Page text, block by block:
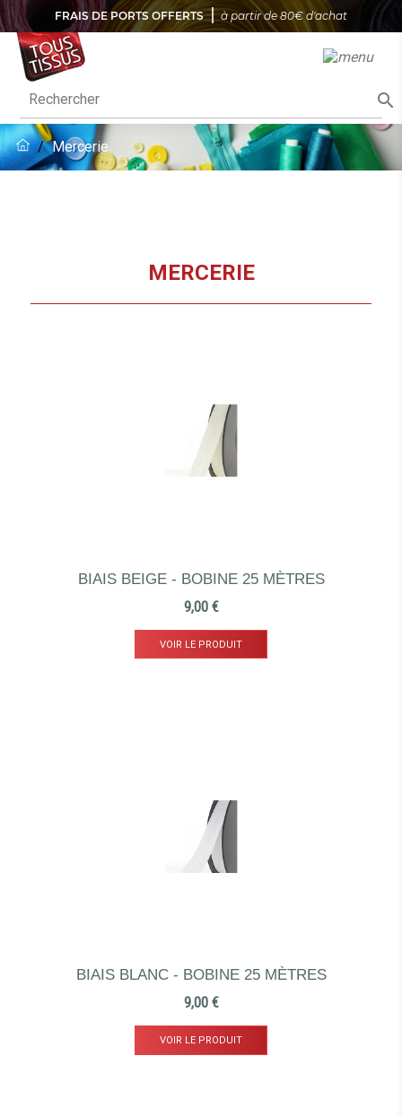
FRAIS DE PORTS OFFERTS à partir de 80€ d'achat

Mercerie
MERCERIE
BIAIS BEIGE - BOBINE 25 MÈTRES
Prix
9,00 €
VOIR LE PRODUIT
BIAIS BLANC - BOBINE 25 MÈTRES
Prix
9,00 €
VOIR LE PRODUIT